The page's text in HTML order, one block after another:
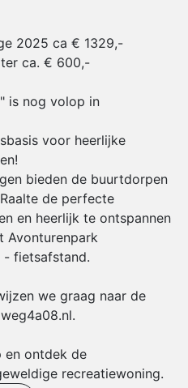
2025 ca € 1329,-
ca. € 600,-
is nog volop in
voor heerlijke
bieden de buurtdorpen
de perfecte
en heerlijk te ontspannen
Avonturenpark
- fietsafstand.
we graag naar de
en ontdek de
recreatiewoning.